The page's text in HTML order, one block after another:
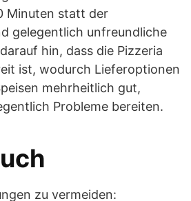
Minuten statt der
gelegentlich unfreundliche
hin, dass die Pizzeria
ist, wodurch Lieferoptionen
mehrheitlich gut,
Probleme bereiten.
zu vermeiden: